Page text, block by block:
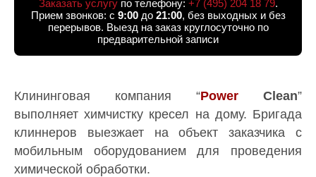
Заказать услугупо телефону: +7 (495) 204 18 79.
Прием звонков: с 9:00до 21:00, без выходных и без
перерывов. Выезд на заказ круглосуточно по
предварительной записи
Клининговая компания “Power Clean”
выполняет химчистку кресел на дому. Бригада
клиннеров выезжает на объект заказчика с
мобильным оборудованием для проведения
химической обработки.